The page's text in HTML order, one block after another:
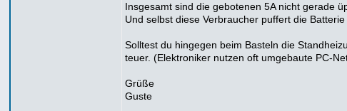
Insgesamt sind die gebotenen 5A nicht gerade
Und selbst diese Verbraucher puffert die
Solltest du hingegen beim Basteln die
teuer. (Elektroniker nutzen oft umgebaute PC-
Grüße
Guste